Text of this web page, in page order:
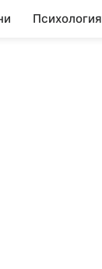
Психология